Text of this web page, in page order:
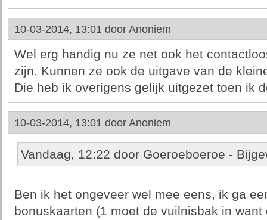
10-03-2014, 13:01 door Anoniem
Wel erg handig nu ze net ook het
zijn. Kunnen ze ook de uitgave van de
Die heb ik overigens gelijk uitgezet toen ik
10-03-2014, 13:01 door Anoniem
Vandaag, 12:22 door Goeroeboeroe -
Ben ik het ongeveer wel mee eens, ik ga
bonuskaarten (1 moet de vuilnisbak in